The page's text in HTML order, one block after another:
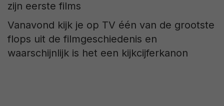
Vanavond kijk je op TV één van de grootste
flops uit de filmgeschiedenis en
waarschijnlijk is het een kijkcijferkanon